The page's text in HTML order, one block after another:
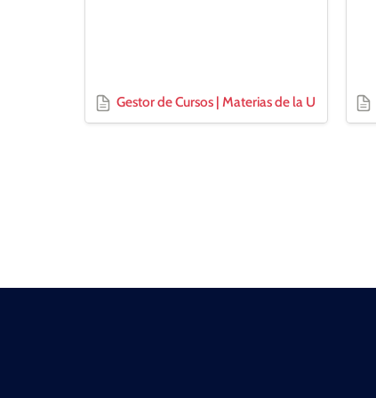
Gestor de Cursos | Materias de la U